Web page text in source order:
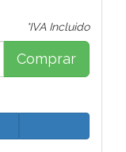
*IVA Incluido
Comprar